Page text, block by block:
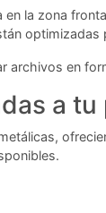
en la zona
archivos en
a tu